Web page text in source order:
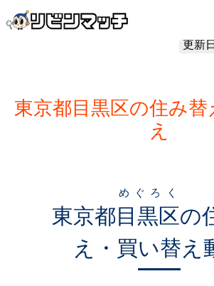
更新
東京都目黒区の住み
え
東京都目黒区
めぐろく
の
え・買い替え